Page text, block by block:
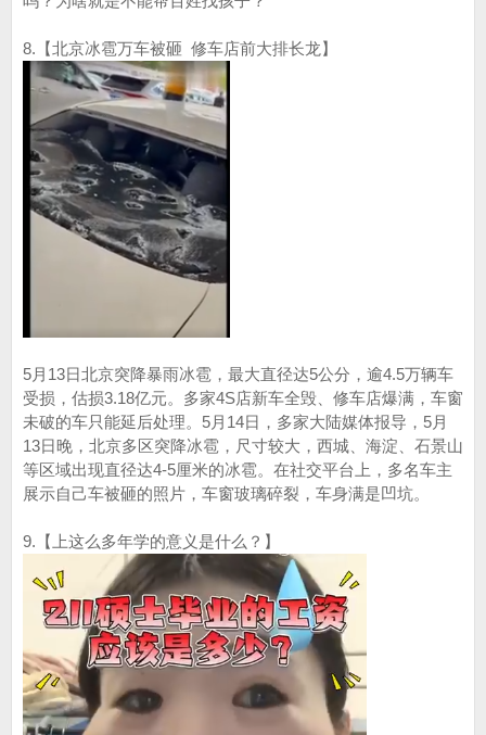
8.【北京冰雹万车被砸 修车店前大排长龙】
5月13日北京突降暴雨冰雹，最大直径达5公分，逾4.5万辆车
受损，估损3.18亿元。多家4S店新车全毁、修车店爆满，车窗
未破的车只能延后处理。5月14日，多家大陆媒体报导，5月
13日晚，北京多区突降冰雹，尺寸较大，西城、海淀、石景山
等区域出现直径达4-5厘米的冰雹。在社交平台上，多名车主
展示自己车被砸的照片，车窗玻璃碎裂，车身满是凹坑。
9.【上这么多年学的意义是什么？】